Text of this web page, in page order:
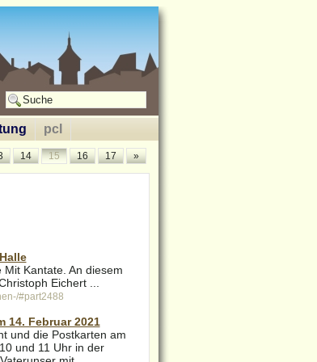
pcl
14 15 16 17 »
Kantate. An diesem
Eichert ...
#part2488
14. Februar 2021
und die Postkarten am
und 11 Uhr in der